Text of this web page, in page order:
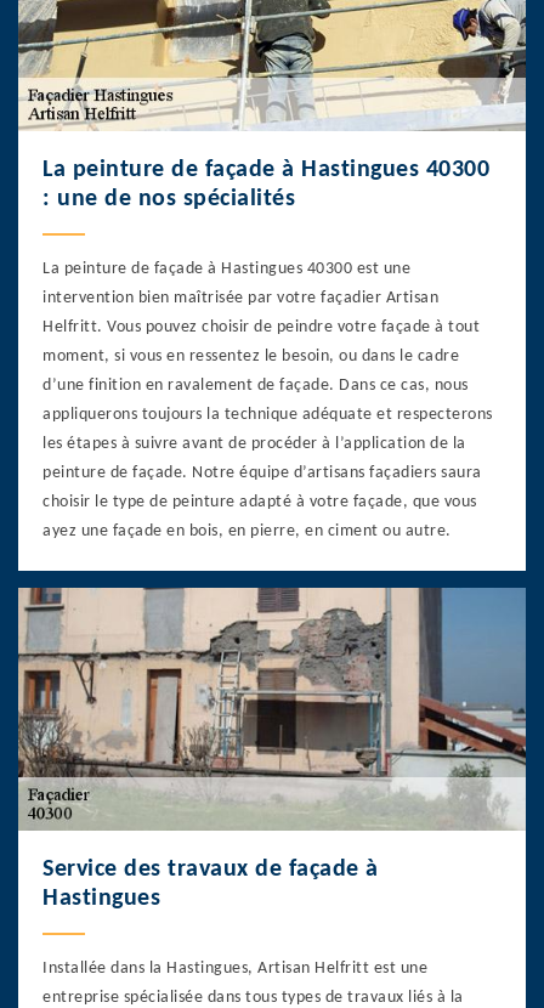
La peinture de façade à Hastingues 40300
: une de nos spécialités
La peinture de façade à Hastingues 40300 est une
intervention bien maîtrisée par votre façadier Artisan
Helfritt. Vous pouvez choisir de peindre votre façade à tout
moment, si vous en ressentez le besoin, ou dans le cadre
d’une finition en ravalement de façade. Dans ce cas, nous
appliquerons toujours la technique adéquate et respecterons
les étapes à suivre avant de procéder à l’application de la
peinture de façade. Notre équipe d’artisans façadiers saura
choisir le type de peinture adapté à votre façade, que vous
ayez une façade en bois, en pierre, en ciment ou autre.
Service des travaux de façade à
Hastingues
Installée dans la Hastingues, Artisan Helfritt est une
entreprise spécialisée dans tous types de travaux liés à la